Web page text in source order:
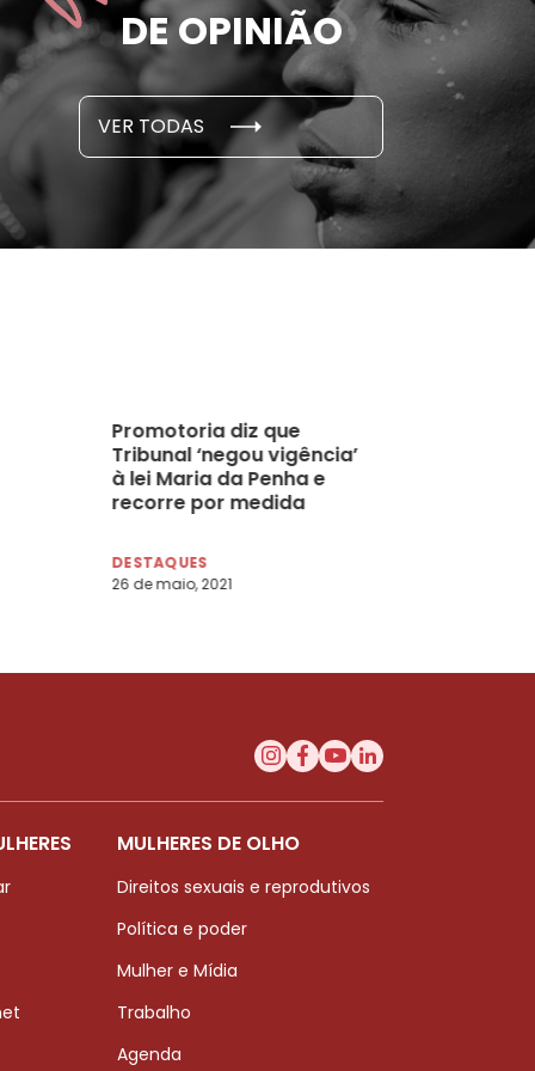
DE OPINIÃO
VER TODAS
em cada 6 já sofreu
E PESQUISAS
novembro, 2021
cidade
Promotoria diz que
Tribunal ‘negou vigência’
à lei Maria da Penha e
recorre por medida
próprio pai
DESTAQUES
26 de maio, 2021
MULHERES DE OLHO
Direitos sexuais e reprodutivos
Política e poder
Mulher e Mídia
Trabalho
Agenda